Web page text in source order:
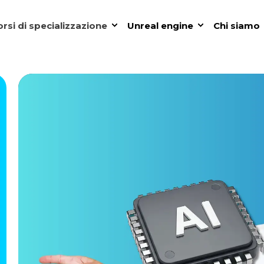
di specializzazione Unreal engine Chi siamo